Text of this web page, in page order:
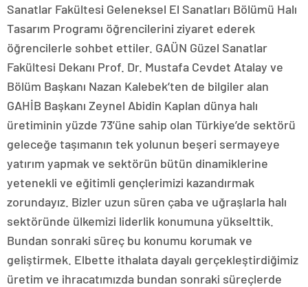
Sanatlar Fakültesi Geleneksel El Sanatları Bölümü Halı
Tasarım Programı öğrencilerini ziyaret ederek
öğrencilerle sohbet ettiler. GAÜN Güzel Sanatlar
Fakültesi Dekanı Prof. Dr. Mustafa Cevdet Atalay ve
Bölüm Başkanı Nazan Kalebek’ten de bilgiler alan
GAHİB Başkanı Zeynel Abidin Kaplan dünya halı
üretiminin yüzde 73’üne sahip olan Türkiye’de sektörü
geleceğe taşımanın tek yolunun beşeri sermayeye
yatırım yapmak ve sektörün bütün dinamiklerine
yetenekli ve eğitimli gençlerimizi kazandırmak
zorundayız. Bizler uzun süren çaba ve uğraşlarla halı
sektöründe ülkemizi liderlik konumuna yükselttik.
Bundan sonraki süreç bu konumu korumak ve
geliştirmek. Elbette ithalata dayalı gerçekleştirdiğimiz
üretim ve ihracatımızda bundan sonraki süreçlerde